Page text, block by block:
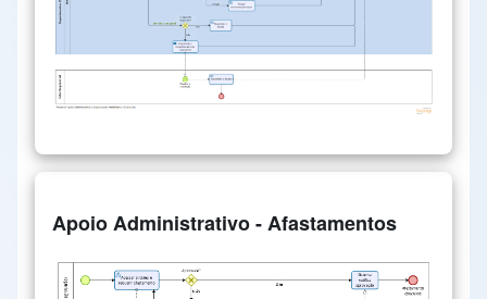
Apoio Administrativo - Afastamentos